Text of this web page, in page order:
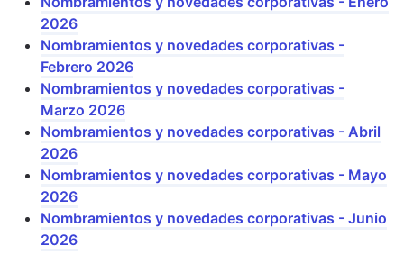
2026
Nombramientos y novedades corporativas -
Febrero 2026
Nombramientos y novedades corporativas -
Marzo 2026
Nombramientos y novedades corporativas - Abril
2026
Nombramientos y novedades corporativas - Mayo
2026
Nombramientos y novedades corporativas - Junio
2026